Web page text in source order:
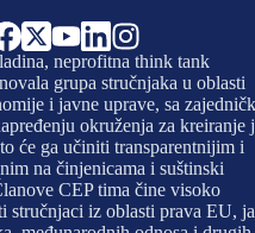
neprofitna think tank
grupa stručnjaka u oblasti
i javne uprave, sa
okruženja za kreiranje
će ga učiniti transparentnijim i
na činjenicama i suštinski
CEP tima čine visoko
iz oblasti prava EU,